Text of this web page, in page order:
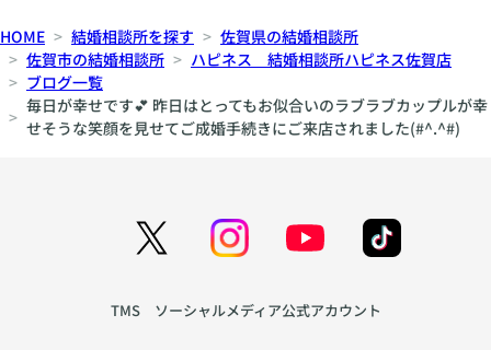
HOME 結婚相談所を探す
佐賀県の結婚相談所
佐賀市の結婚相談所
ハピネス 結婚相談所ハピネス佐賀店
ブログ一覧
毎日が幸せです💕 昨日はとってもお似合いのラブラブカップルが幸
せそうな笑顔を見せてご成婚手続きにご来店されました(#^.^#)
TMS ソーシャルメディア公式アカウント